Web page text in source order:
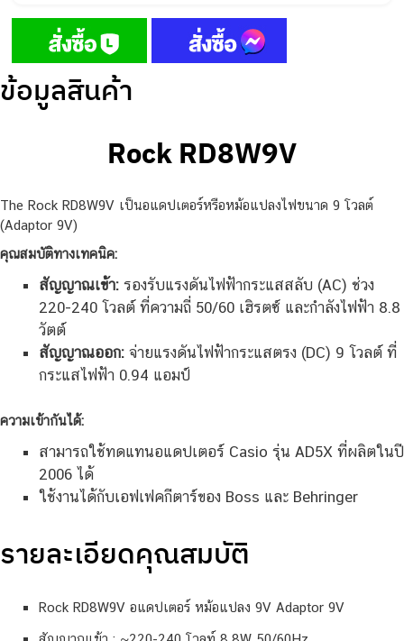
ข้อมูลสินค้า
Rock RD8W9V
The Rock RD8W9V เป็นอแดปเตอร์หรือหม้อแปลงไฟขนาด 9 โวลต์
(Adaptor 9V)
คุณสมบัติทางเทคนิค:
สัญญาณเข้า:รองรับแรงดันไฟฟ้ากระแสสลับ (AC) ช่วง
220-240 โวลต์ ที่ความถี่ 50/60 เฮิรตซ์ และกำลังไฟฟ้า 8.8
วัตต์
สัญญาณออก:จ่ายแรงดันไฟฟ้ากระแสตรง (DC) 9 โวลต์ ที่
กระแสไฟฟ้า 0.94 แอมป์
ความเข้ากันได้:
สามารถใช้ทดแทนอแดปเตอร์ Casio รุ่น AD5X ที่ผลิตในปี
2006 ได้
ใช้งานได้กับเอฟเฟคกีตาร์ของ Boss และ Behringer
รายละเอียดคุณสมบัติ
Rock RD8W9V อแดปเตอร์ หม้อแปลง 9V Adaptor 9V